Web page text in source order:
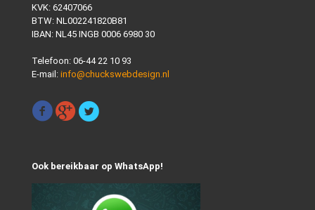
KVK: 62407066
BTW: NL002241820B81
IBAN: NL45 INGB 0006 6980 30
Telefoon: 06-44 22 10 93
E-mail: info@chuckswebdesign.nl
Ook bereikbaar op WhatsApp!